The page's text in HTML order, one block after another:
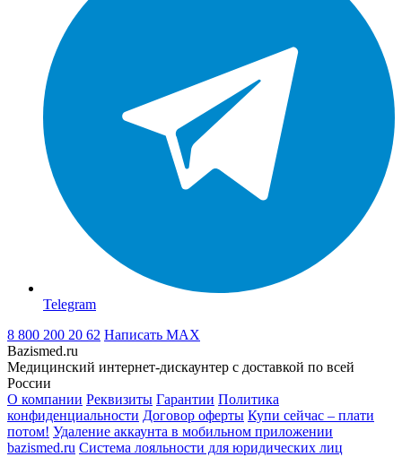
Telegram
8 800 200 20 62 Написать MAX
Bazismed.ru
Медицинский интернет-дискаунтер с доставкой по всей
России
О компании Реквизиты Гарантии Политика
конфиденциальности Договор оферты Купи сейчас – плати
потом! Удаление аккаунта в мобильном приложении
bazismed.ru Система лояльности для юридических лиц